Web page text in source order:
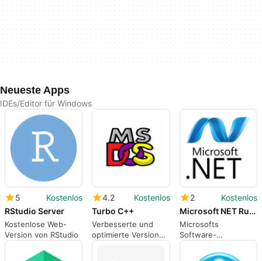
Neueste Apps
IDEs/Editor für Windows
5
Kostenlos
RStudio Server
Kostenlose Web-
Version von RStudio
4.2
Kostenlos
Turbo C++
Verbesserte und
optimierte Version
von Borland Turbo
2
Kostenlos
Microsoft NET Runtime
Microsofts
Software-
Entwicklungs-
Framework